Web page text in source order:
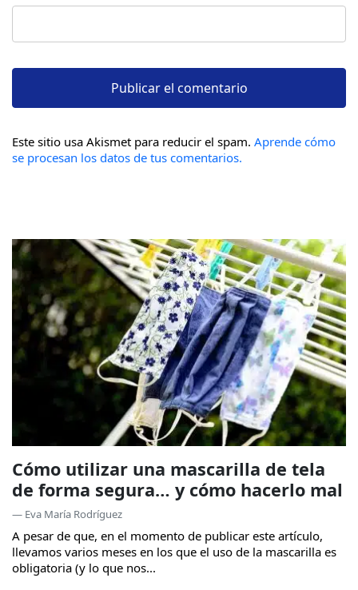
Este sitio usa Akismet para reducir el spam. Aprende cómo
se procesan los datos de tus comentarios.
Cómo utilizar una mascarilla de tela
de forma segura… y cómo hacerlo mal
— Eva María Rodríguez
A pesar de que, en el momento de publicar este artículo,
llevamos varios meses en los que el uso de la mascarilla es
obligatoria (y lo que nos...